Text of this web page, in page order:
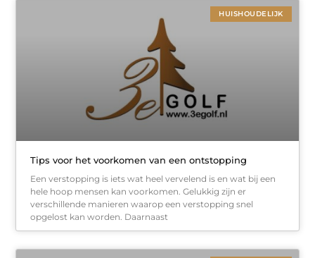
HUISHOUDELIJK
Tips voor het voorkomen van een ontstopping
Een verstopping is iets wat heel vervelend is en wat bij een
hele hoop mensen kan voorkomen. Gelukkig zijn er
verschillende manieren waarop een verstopping snel
opgelost kan worden. Daarnaast